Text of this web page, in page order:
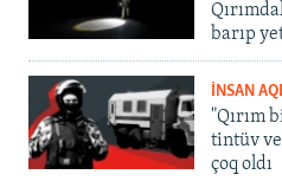
barıp
İNSAN
"Qırım
tintüv ve
çoq oldı